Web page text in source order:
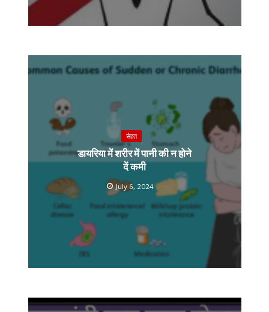
सेहत
डायरिया में शरीर में पानी की न होने
दें कमी
July 6, 2024